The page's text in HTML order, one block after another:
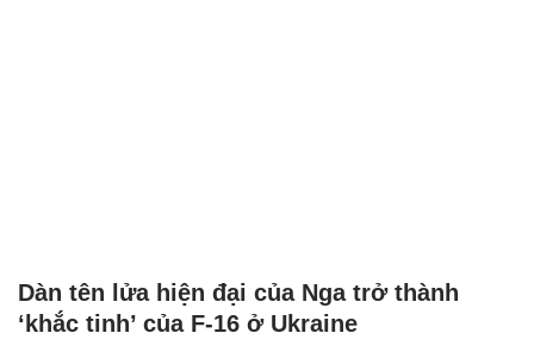
Dàn tên lửa hiện đại của Nga trở thành
‘khắc tinh’ của F-16 ở Ukraine